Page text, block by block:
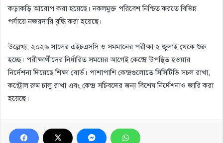
কড়াকড়ি আরোপ করা হয়েছে। নকলমুক্ত পরিবেশ নিশ্চিত করতে বিভিন্ন
পর্যায়ে নজরদারি বৃদ্ধি করা হয়েছে।
উল্লেখ্য, ২০২৬ সালের এইচএসসি ও সমমানের পরীক্ষা ২ জুলাই থেকে শুরু
হচ্ছে। পরীক্ষার্থীদের নির্ধারিত সময়ের আগেই কেন্দ্রে উপস্থিত হওয়ার
নির্দেশনা দিয়েছে শিক্ষা বোর্ড। পাশাপাশি কেন্দ্রগুলোতে সিসিটিভি সচল রাখা,
কন্ট্রোল রুম চালু রাখা এবং কেন্দ্র সচিবদের জন্য বিশেষ নির্দেশনাও জারি করা
হয়েছে।